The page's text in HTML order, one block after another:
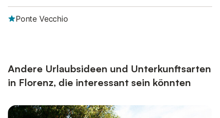
Ponte Vecchio
Andere Urlaubsideen und Unterkunftsarten
in Florenz, die interessant sein könnten